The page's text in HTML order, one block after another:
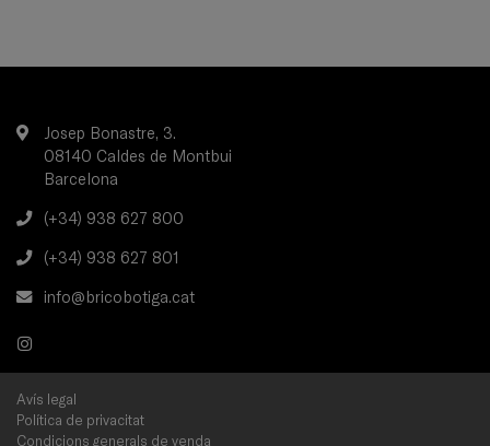
Josep Bonastre, 3.
08140 Caldes de Montbui
Barcelona
(+34) 938 627 800
(+34) 938 627 801
info@bricobotiga.cat
Avís legal
Política de privacitat
Condicions generals de venda